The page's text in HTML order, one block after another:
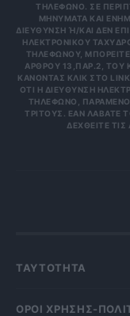
ΗΛΈΦΩΝΟ. ΣΕ
ΗΝΎΜΑΤΑ ΚΑΙ
ΙΕΎΘΥΝΣΗ Ή/ΚΑΙ ΔΕΝ
ΕΚΤΡΟΝΙΚΟΎ
ΕΦΏΝΟΥ, ΜΠΟΡΕΊΤΕ ΝΑ
ΡΟΥ 13,ΠΑΡ.2, ΤΟΥ
ΟΝΤΑΣ ΚΛΙΚ ΣΤΟ LINK
Η ΔΙΕΎΘΥΝΣΗ
ΦΩΝΟ, ΠΑΡΑΜΈΝΟΥΝ
ΟΥΣ. ΕΆΝ ΛΆΒΑΤΕ ΤΟ
ΕΊΤΕ ΤΙΣ
ΤΑΥΤΟΤΗΤΑ
OΡΟΙ ΧΡΗΣΗΣ-